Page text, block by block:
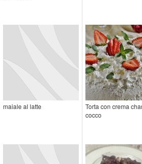
maiale al latte
Torta con crema
cocco